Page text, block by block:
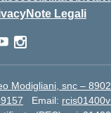
Note Legali
Modigliani, snc –
Email: